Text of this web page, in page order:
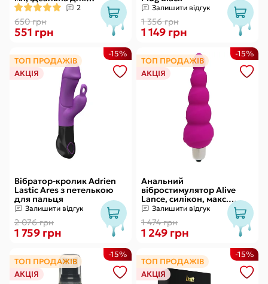
новачків, найкраща ціна/
якість
2
650 грн
551 грн
Залишити відгук
1 356 грн
1 149 грн
ТОП ПРОДАЖІВ
АКЦІЯ
Вібратор-кролик Adrien
Lastic Ares з петелькою
для пальця
Залишити відгук
2 076 грн
-15%
1 759 грн
ТОП ПРОДАЖІВ
АКЦІЯ
Анальний
вібростимулятор Alive
Lance, силікон, макс.
діаметр 2,9 см
(передостання кулька)
Залишити відгук
1 474 грн
-15%
1 249 грн
ТОП ПРОДАЖІВ
АКЦІЯ
-15%
ТОП ПРОДАЖІВ
АКЦІЯ
-15%